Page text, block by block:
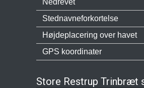
Nedrevet
Stednavneforkortelse
Højdeplacering over havet
GPS koordinater
Store Restrup Trinbræt